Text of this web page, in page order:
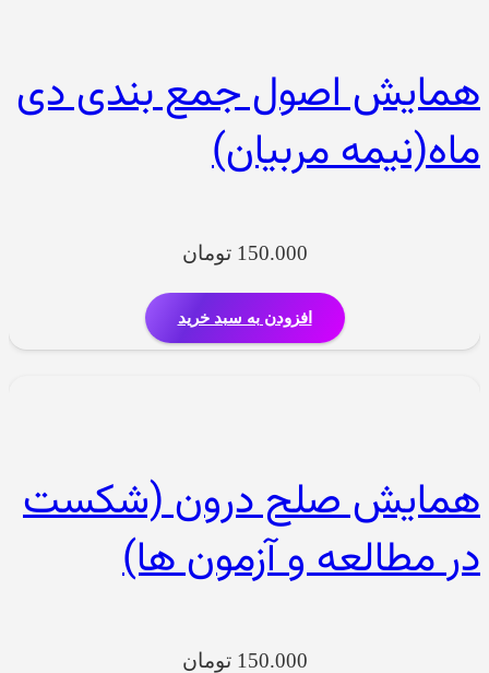
همایش اصول جمع بندی دی
ماه(نیمه مربیان)
150.000 تومان
افزودن به سبد خرید
همایش صلح درون (شکست
در مطالعه و آزمون ها)
150.000 تومان